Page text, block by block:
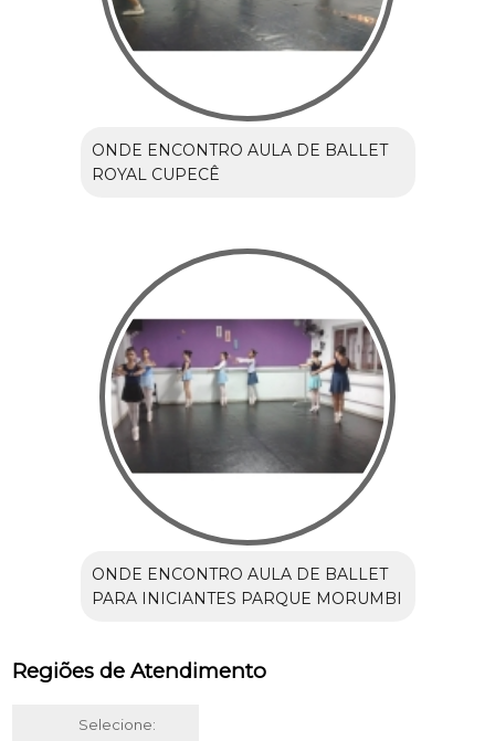
ONDE ENCONTRO AULA DE BALLET
ROYAL CUPECÊ
ONDE ENCONTRO AULA DE BALLET
PARA INICIANTES PARQUE MORUMBI
Regiões de Atendimento
Selecione: